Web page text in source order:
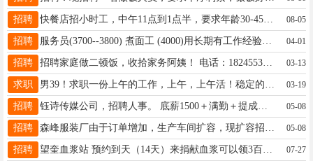
招聘 快餐店招小时工，中午11点到1点半，要求年龄30-45，稳定能长干，联系电话13039956617。 08-05
招聘 服务员(3700--3800) 煮面工 (4000)用长期有工作经验优先 电话15045538388 04-01
招聘 招聘家庭做二顿饭，收拾家务阿姨！ 电话：18245539228 03-13
求职 03-19
招聘 钰诗传媒公司，招聘人事。 底薪1500＋满勤＋提成（100/人最低），全网进行主播招聘。正常打卡上班，坐班，工作8h/天 要求:年龄18-35岁 电话/微信:13091557050 05-08
招聘 05-08
招聘 07-27